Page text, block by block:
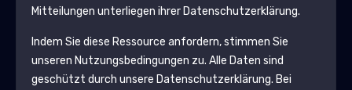
Mitteilungen unterliegen ihrer Datenschutzerklärung.
Indem Sie diese Ressource anfordern, stimmen Sie
unseren Nutzungsbedingungen zu. Alle Daten sind
geschützt durch unsere Datenschutzerklärung. Bei